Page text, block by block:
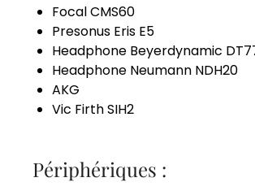
Focal CMS60
Presonus Eris E5
Headphone Beyerdynamic
Headphone Neumann NDH20
AKG
Vic Firth SIH2
Périphériques :